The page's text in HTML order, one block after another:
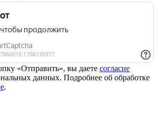
«Отправить», вы даете согласие
данных. Подробнее об обработке
.